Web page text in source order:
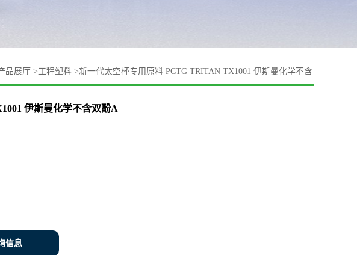
品展厅 >工程塑料 >新一代太空杯专用原料 PCTG TRITAN TX1001 伊斯曼化学不含
伊斯曼化学不含双酚A
信息